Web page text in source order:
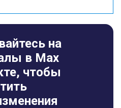
на
в Max
чтобы